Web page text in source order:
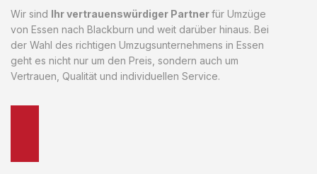
Wir sind Ihr vertrauenswürdiger Partnerfür Umzüge
von Essen nach Blackburn und weit darüber hinaus. Bei
der Wahl des richtigen Umzugsunternehmens in Essen
geht es nicht nur um den Preis, sondern auch um
Vertrauen, Qualität und individuellen Service.